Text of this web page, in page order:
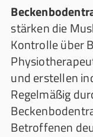
stärken die
Kontrolle über
und erstellen
Regelmäßig
Betroffenen